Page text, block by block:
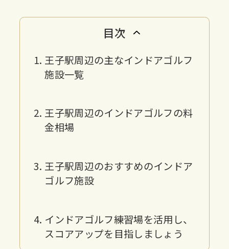
目次
王子駅周辺の主なインドアゴルフ
施設一覧
王子駅周辺のインドアゴルフの料
金相場
王子駅周辺のおすすめのインドア
ゴルフ施設
インドアゴルフ練習場を活用し、
スコアアップを目指しましょう